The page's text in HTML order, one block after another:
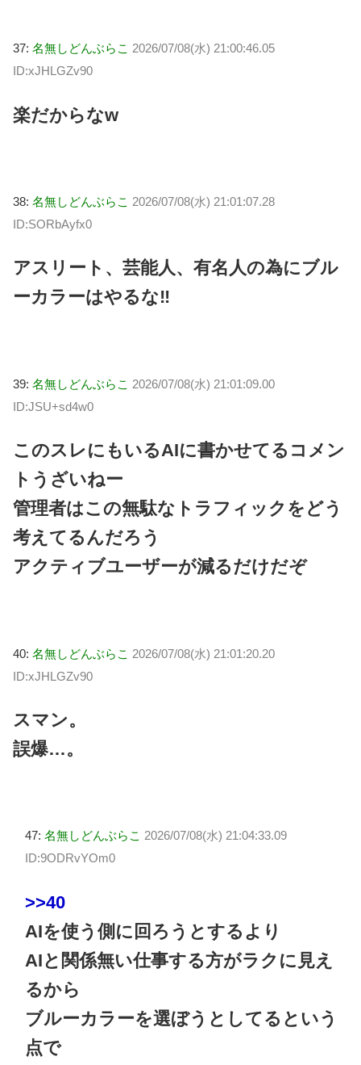
37: 名無しどんぶらこ 2026/07/08(水) 21:00:46.05
ID:xJHLGZv90
楽だからなw
38: 名無しどんぶらこ 2026/07/08(水) 21:01:07.28
ID:SORbAyfx0
アスリート、芸能人、有名人の為にブル
ーカラーはやるな‼
39: 名無しどんぶらこ 2026/07/08(水) 21:01:09.00
ID:JSU+sd4w0
このスレにもいるAIに書かせてるコメン
トうざいねー
管理者はこの無駄なトラフィックをどう
考えてるんだろう
アクティブユーザーが減るだけだぞ
40: 名無しどんぶらこ 2026/07/08(水) 21:01:20.20
ID:xJHLGZv90
スマン。
誤爆…。
47: 名無しどんぶらこ 2026/07/08(水) 21:04:33.09
ID:9ODRvYOm0
>>40
AIを使う側に回ろうとするより
AIと関係無い仕事する方がラクに見え
るから
ブルーカラーを選ぼうとしてるという
点で